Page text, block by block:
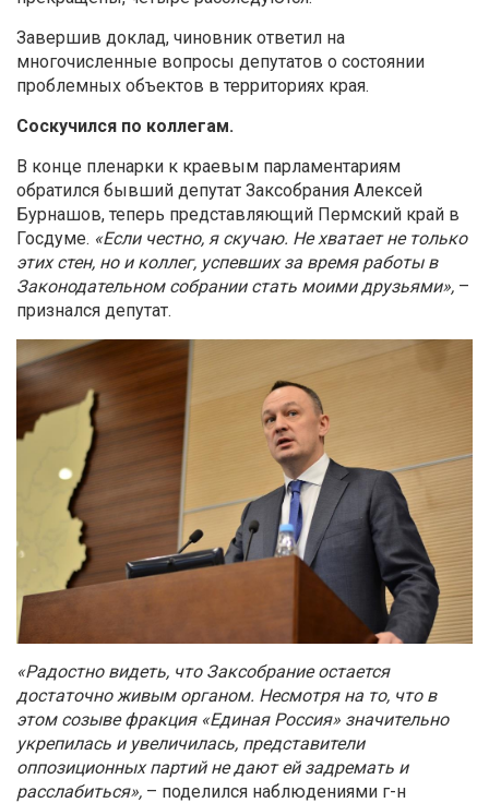
Завершив доклад, чиновник ответил на
многочисленные вопросы депутатов о состоянии
проблемных объектов в территориях края.
Соскучился по коллегам.
В конце пленарки к краевым парламентариям
обратился бывший депутат Заксобрания Алексей
Бурнашов, теперь представляющий Пермский край в
Госдуме. «Если честно, я скучаю. Не хватает не только
этих стен, но и коллег, успевших за время работы в
Законодательном собрании стать моими друзьями», –
признался депутат.
«Радостно видеть, что Заксобрание остается
достаточно живым органом. Несмотря на то, что в
этом созыве фракция «Единая Россия» значительно
укрепилась и увеличилась, представители
оппозиционных партий не дают ей задремать и
расслабиться», – поделился наблюдениями г-н